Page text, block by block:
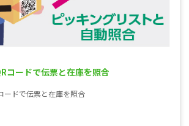
コードで伝票と在庫を照合
ードで伝票と在庫を照合